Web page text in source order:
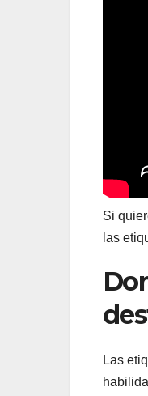
Si
las
Las